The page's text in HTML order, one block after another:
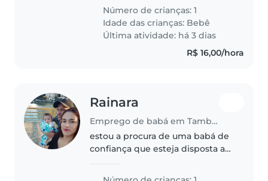
comprometimento em cuidados
com recém nascido
Número de crianças: 1
Idade das crianças: Bebê
Última atividade: há 3 dias
R$ 16,00/hora
Rainara
Emprego de babá em Tamboré
estou a procura de uma babá de
confiança que esteja disposta a